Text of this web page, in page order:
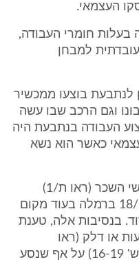
העצמאי.
חומרי העבודה,
למבחן
לנתבעת בוצעו ממכשיר
וגם הרכב שבו עשה
העבודה בנתבעת היה
כאשר הוא נשא
לעניין זה אציין כי בהתאם לתלושי השכר (ראו ת/1)
התובע התגורר ברח' אפריאט 18/1 ברמלה בעוד מקום
בנסיבות אלה, טענת
או דלק (ראו
פרוטוקול מיום 24.9.12, עמ' 7, ש' 16-19) על אף שנסע